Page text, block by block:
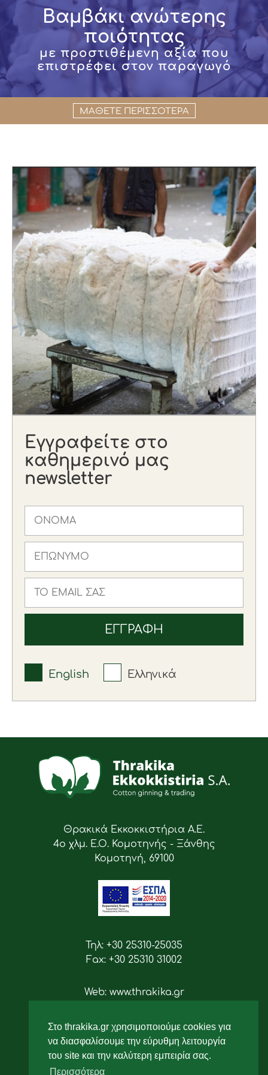
Στο thrakika.gr χρησιμοποιούμε cookies για
να διασφαλίσουμε την εύρυθμη λειτουργία
του site και την καλύτερη εμπειρία σας.
Περισσότερα
Βαμβάκι ανώτερης
ποιότητας
με προστιθέμενη αξία που
επιστρέφει στον παραγωγό
ΜΑΘΕΤΕ ΠΕΡΙΣΣΟΤΕΡΑ
Εγγραφείτε στο
καθημερινό μας
newsletter
English Ελληνικά
Θρακικά Εκκοκκιστήρια Α.Ε.
4ο χλμ. Ε.Ο. Κομοτηνής - Ξάνθης
Κομοτηνή, 69100
Τηλ: +30 25310-25035
Fax: +30 25310 31002
Web: www.thrakika.gr
Ακολουθήστε μας